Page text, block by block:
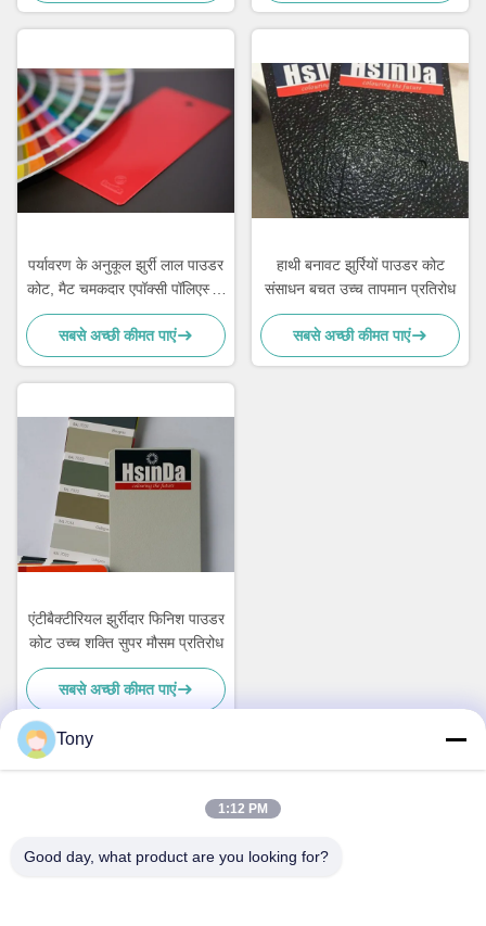
पर्यावरण के अनुकूल झुर्री लाल पाउडर
कोट, मैट चमकदार एपॉक्सी पॉलिएस्टर
पाउडर कोटिंग
सबसे अच्छी कीमत पाएं
हाथी बनावट झुर्रियों पाउडर कोट
संसाधन बचत उच्च तापमान प्रतिरोध
सबसे अच्छी कीमत पाएं
एंटीबैक्टीरियल झुर्रीदार फिनिश पाउडर
कोट उच्च शक्ति सुपर मौसम प्रतिरोध
सबसे अच्छी कीमत पाएं
पता
Tony
1:12 PM
Good day, what product are you looking for?